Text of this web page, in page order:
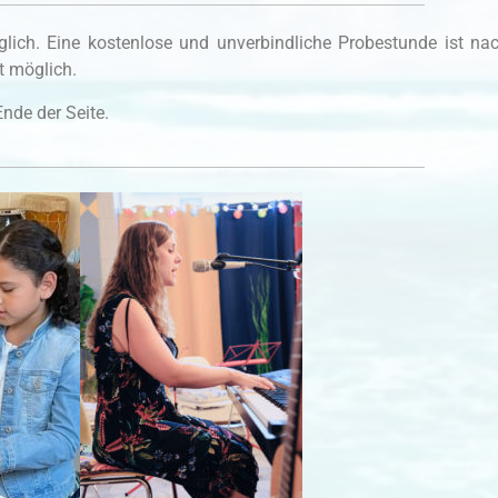
Eine kostenlose und unverbindliche Probestunde ist
möglich.
der Seite.